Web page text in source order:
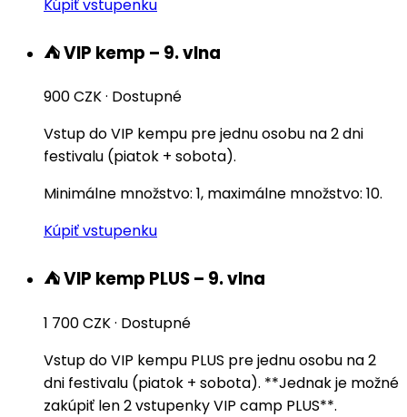
Kúpiť vstupenku
⛺️ VIP kemp – 9. vlna
900 CZK· Dostupné
Vstup do VIP kempu pre jednu osobu na 2 dni
festivalu (piatok + sobota).
Minimálne množstvo: 1, maximálne množstvo: 10.
Kúpiť vstupenku
⛺️ VIP kemp PLUS – 9. vlna
1 700 CZK· Dostupné
Vstup do VIP kempu PLUS pre jednu osobu na 2
dni festivalu (piatok + sobota). **Jednak je možné
zakúpiť len 2 vstupenky VIP camp PLUS**.